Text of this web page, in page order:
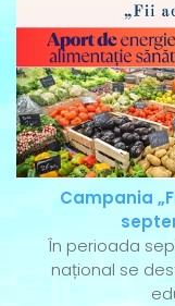
Campania
În perioada
național se